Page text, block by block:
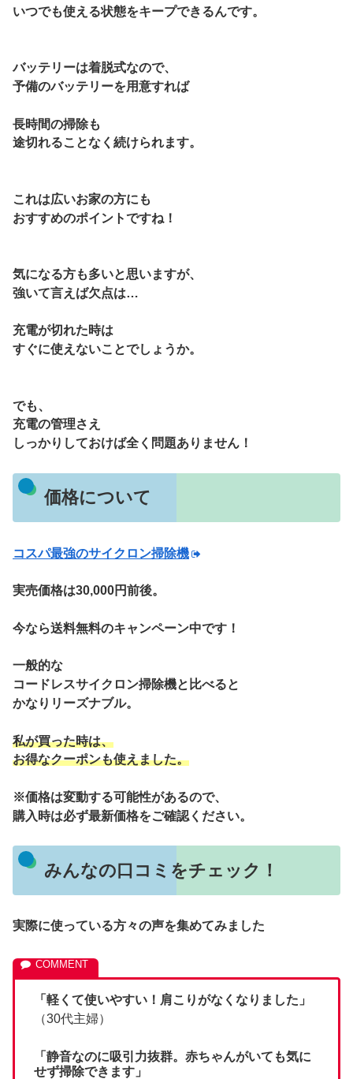
いつでも使える状態をキープできるんです。
バッテリーは着脱式なので、
予備のバッテリーを用意すれば
長時間の掃除も
途切れることなく続けられます。
これは広いお家の方にも
おすすめのポイントですね！
気になる方も多いと思いますが、
強いて言えば欠点は…
充電が切れた時は
すぐに使えないことでしょうか。
でも、
充電の管理さえ
しっかりしておけば全く問題ありません！
価格について
コスパ最強のサイクロン掃除機
実売価格は30,000円前後。
今なら送料無料のキャンペーン中です！
一般的な
コードレスサイクロン掃除機と比べると
かなりリーズナブル。
私が買った時は、
お得なクーポンも使えました。
※価格は変動する可能性があるので、
購入時は必ず最新価格をご確認ください。
みんなの口コミをチェック！
実際に使っている方々の声を集めてみました
「軽くて使いやすい！肩こりがなくなりました」
（30代主婦）
「静音なのに吸引力抜群。 赤ちゃんがいても気に
せず掃除できます」